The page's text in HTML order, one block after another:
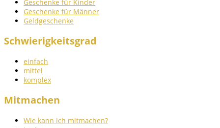
Geschenke für Kinder
Geschenke für Männer
Geldgeschenke
Schwierigkeitsgrad
einfach
mittel
komplex
Mitmachen
Wie kann ich mitmachen?